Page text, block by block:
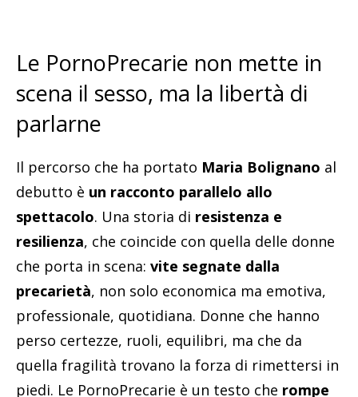
Le PornoPrecarie non mette in
scena il sesso, ma la libertà di
parlarne
Il percorso che ha portato Maria Bolignano al
debutto è un racconto parallelo allo
spettacolo. Una storia di resistenza e
resilienza, che coincide con quella delle donne
che porta in scena: vite segnate dalla
precarietà, non solo economica ma emotiva,
professionale, quotidiana. Donne che hanno
perso certezze, ruoli, equilibri, ma che da
quella fragilità trovano la forza di rimettersi in
piedi. Le PornoPrecarie è un testo che rompe